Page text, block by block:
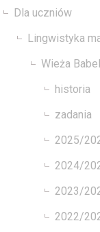
Dla uczniów
Lingwistyka
Wieża Babel
historia
zadania
2025/
2024/
2023/
2022/